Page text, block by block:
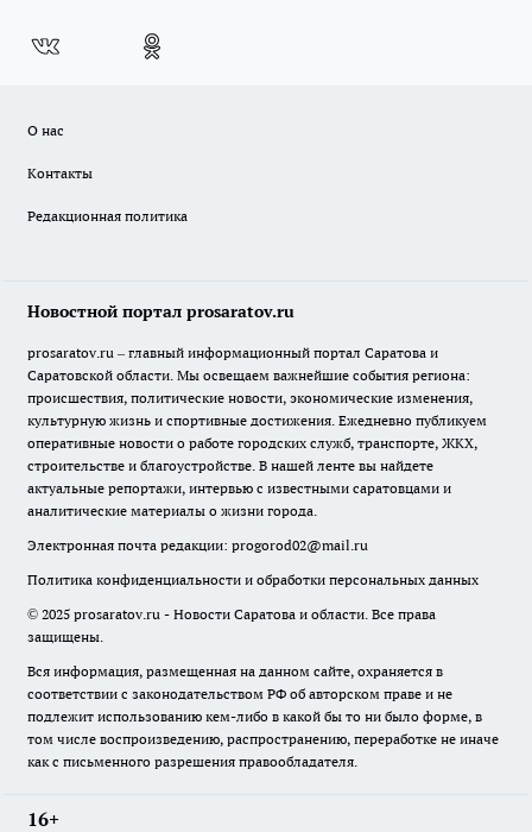
О нас
Контакты
Редакционная политика
Новостной портал prosaratov.ru
prosaratov.ru – главный информационный портал Саратова и
Саратовской области. Мы освещаем важнейшие события региона:
происшествия, политические новости, экономические изменения,
культурную жизнь и спортивные достижения. Ежедневно публикуем
оперативные новости о работе городских служб, транспорте, ЖКХ,
строительстве и благоустройстве. В нашей ленте вы найдете
актуальные репортажи, интервью с известными саратовцами и
аналитические материалы о жизни города.
Электронная почта редакции: progorod02@mail.ru
Политика конфиденциальности и обработки персональных данных
© 2025 prosaratov.ru - Новости Саратова и области. Все права
защищены.
Вся информация, размещенная на данном сайте, охраняется в
соответствии с законодательством РФ об авторском праве и не
подлежит использованию кем-либо в какой бы то ни было форме, в
том числе воспроизведению, распространению, переработке не иначе
как с письменного разрешения правообладателя.
16+